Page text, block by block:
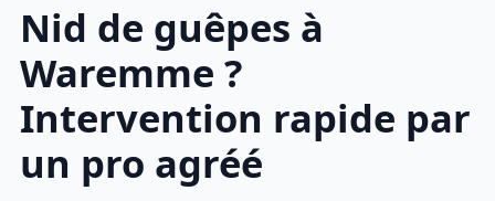
Nid de guêpes à
Waremme ?
Intervention rapide par
un pro agréé